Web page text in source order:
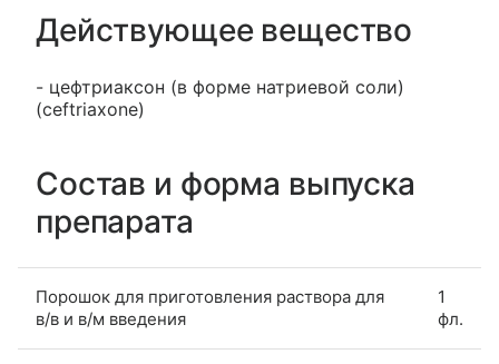
Действующее вещество
- цефтриаксон (в форме натриевой соли)
(ceftriaxone)
Состав и форма выпуска
препарата
Порошок для приготовления раствора для
в/в и в/м введения
1
фл.